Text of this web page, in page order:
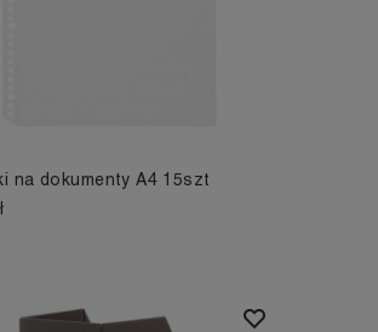
na dokumenty A4 15szt